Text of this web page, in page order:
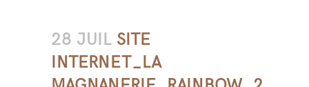
28 JUIL SITE
INTERNET_LA